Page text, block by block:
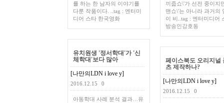
를 하는 한 남자의 이야기를
다룬 작품이다. ..tag : 엔터미
디어 스타 한국영화
끼줍쇼\'가 선전 중이지
맨쇼\'는 아니라 과거의
이 비..tag : 엔터미디어
방송인강호동
유치원생 '정서학대'가 '신
체학대'보다 많아
[나만의LDN i love y]
2016.12.15 0
아동학대 사례 분석 결과…유
페이스북도 오리지널
츠 제작하나?
[나만의LDN i love y]
2016.12.15 0